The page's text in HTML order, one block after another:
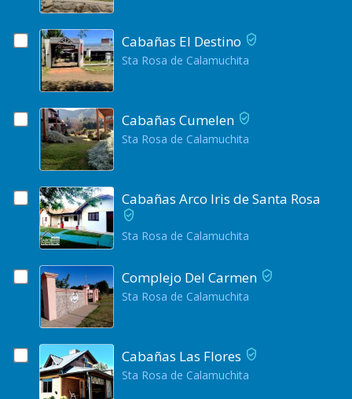
Cabañas El Destino
Sta Rosa de Calamuchita
Cabañas Cumelen
Sta Rosa de Calamuchita
Cabañas Arco Iris de Santa Rosa
Sta Rosa de Calamuchita
Complejo Del Carmen
Sta Rosa de Calamuchita
Cabañas Las Flores
Sta Rosa de Calamuchita